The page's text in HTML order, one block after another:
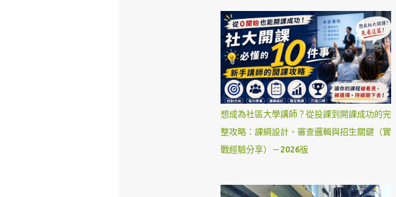
想成為社區大學講師？從投課到開課成功的完
整攻略：課綱設計、審查邏輯與招生關鍵（實
戰經驗分享）－2026版